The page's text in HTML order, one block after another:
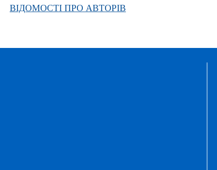
ВІДОМОСТІ ПРО АВТОРІВ